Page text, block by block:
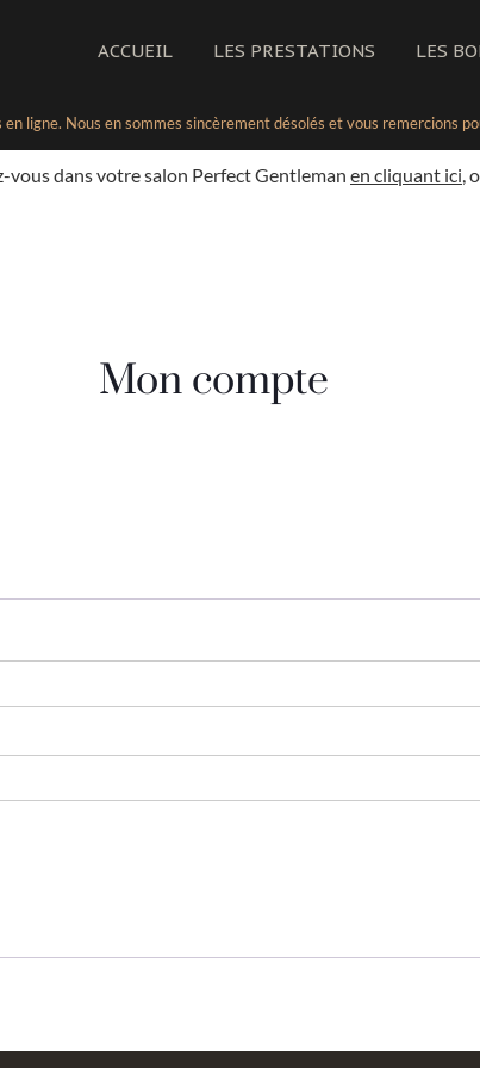
ACCUEIL LES PRESTATIONS LES
ligne. Nous en sommes sincèrement désolés et vous remercions
dans votre salon Perfect Gentleman en cliquant ici,
Mon compte